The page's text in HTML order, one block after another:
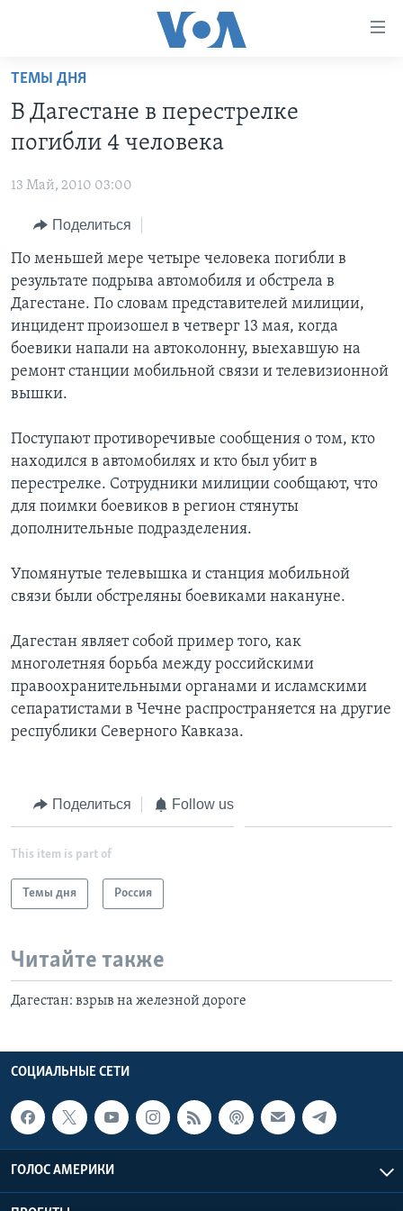
Перейти
основной
контент
навигации
Перейти
поиск
ПРОГРАММЫ
НОВОСТИ ЗА МИНУТУ
ИТОГИ
ПОЧЕМУ ЭТО ВАЖНО?
ДИСКУССИЯ VOA
ДЕТАЛИ
НЬЮ-ЙОРК NEW YORK
АМЕРИКА. БОЛЬШОЕ ПУТЕШЕСТВИЕ
УЧИМ АНГЛИЙСКИЙ
НАША АМЕРИКАНСКАЯ ИСТОРИЯ
А КАК В АМЕРИКЕ?
АРТЕФАКТЫ
АМЕРИКАНСКИЕ ГОРОДКИ
ТЕСТЫ
ЭКСПЕРТИЗА
ИНТЕРВЬЮ
ФАКТЫ ПРОТИВ ФЕЙКОВ
ЗА СВОБОДУ ПРЕССЫ
УЧИМ АНГЛИЙСКИЙ
ВИДЕО
ПОДПИСКА НА НОВОСТИ
Learning English
СОЦИАЛЬНЫЕ СЕТИ
Языки
ТЕМЫ ДНЯ
В Дагестане в перестрелке
погибли 4 человека
13 Май, 2010 03:00
Поделиться
По меньшей мере четыре человека погибли в
результате подрыва автомобиля и обстрела в
Дагестане. По словам представителей милиции,
инцидент произошел в четверг 13 мая, когда
боевики напали на автоколонну, выехавшую на
ремонт станции мобильной связи и телевизионной
вышки.
Поступают противоречивые сообщения о том, кто
находился в автомобилях и кто был убит в
перестрелке. Сотрудники милиции сообщают, что
для поимки боевиков в регион стянуты
дополнительные подразделения.
Упомянутые телевышка и станция мобильной
связи были обстреляны боевиками накануне.
Дагестан являет собой пример того, как
многолетняя борьба между российскими
правоохранительными органами и исламскими
сепаратистами в Чечне распространяется на другие
республики Северного Кавказа.
Поделиться Follow us
This item is part of
Темы дня Россия
Читайте также
Дагестан: взрыв на железной дороге
СОЦИАЛЬНЫЕ СЕТИ
ГОЛОС АМЕРИКИ